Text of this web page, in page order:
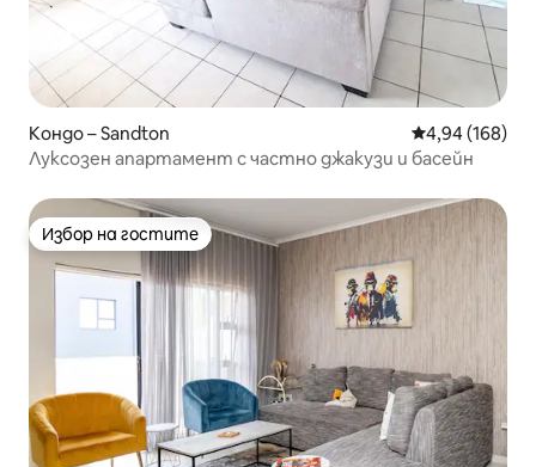
Кондо – Sandton Средна
4,94 (168)
Луксозен апартамент с частно джакузи и басейн
Избор на гостите
Избор на гостите